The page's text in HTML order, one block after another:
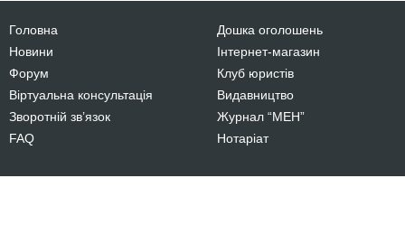
Головна
Новини
Форум
Віртуальна консультація
Зворотній зв’язок
FAQ
Дошка оголошень
Інтернет-магазин
Клуб юристів
Видавництво
Журнал “МЕН”
Нотаріат